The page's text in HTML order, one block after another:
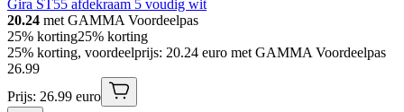
Gira ST55 afdekraam 5 voudig wit
20.24 met GAMMA Voordeelpas
25% korting25% korting
25% korting, voordeelprijs: 20.24 euro met GAMMA Voordeelpas
26.99
Prijs: 26.99 euro